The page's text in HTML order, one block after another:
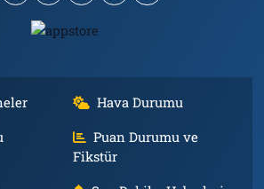
Hava Durumu
Puan Durumu ve
Fikstür